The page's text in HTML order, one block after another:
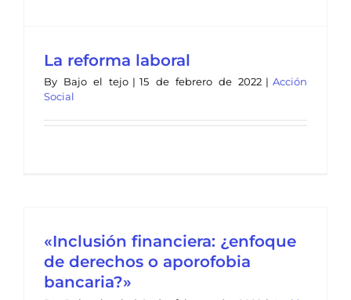
La reforma laboral
By Bajo el tejo | 15 de febrero de 2022 | Acción
Social
«Inclusión financiera: ¿enfoque
de derechos o aporofobia
bancaria?»